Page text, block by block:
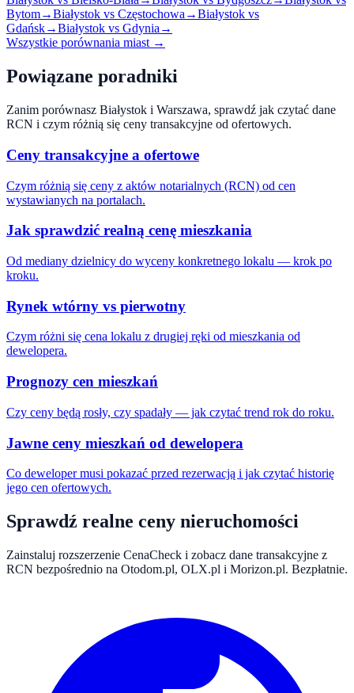
Bytom→Białystok vs Częstochowa →Białystok vs
Gdańsk→Białystok vs Gdynia →
Wszystkie porównania miast →
Powiązane poradniki
Zanim porównasz Białystok i Warszawa, sprawdź jak czytać dane
RCN i czym różnią się ceny transakcyjne od ofertowych.
Ceny transakcyjne a ofertowe
Czym różnią się ceny z aktów notarialnych (RCN) od cen
wystawianych na portalach.
Jak sprawdzić realną cenę mieszkania
Od mediany dzielnicy do wyceny konkretnego lokalu — krok po
kroku.
Rynek wtórny vs pierwotny
Czym różni się cena lokalu z drugiej ręki od mieszkania od
dewelopera.
Prognozy cen mieszkań
Czy ceny będą rosły, czy spadały — jak czytać trend rok do roku.
Jawne ceny mieszkań od dewelopera
Co deweloper musi pokazać przed rezerwacją i jak czytać historię
jego cen ofertowych.
Sprawdź realne ceny nieruchomości
Zainstaluj rozszerzenie CenaCheck i zobacz dane transakcyjne z
RCN bezpośrednio na Otodom.pl, OLX.pl i Morizon.pl. Bezpłatnie.